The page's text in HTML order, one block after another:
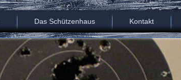
Das Schützenhaus Kontakt